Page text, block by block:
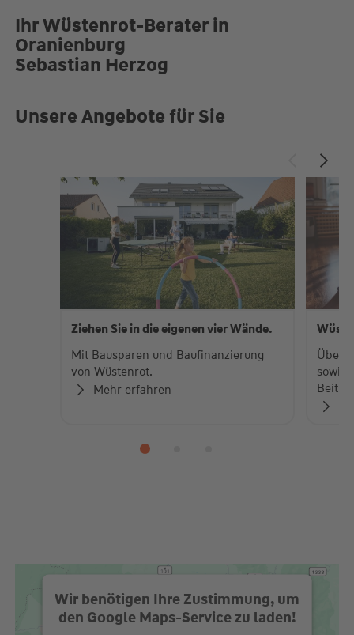
Ihr Wüstenrot-Berater in
Oranienburg
Sebastian Herzog
Unsere Angebote für Sie
Ziehen Sie in die eigenen vier Wände.
Mit Bausparen und Baufinanzierung
von Wüstenrot.
Mehr erfahren
Über
sowie
Wir benötigen Ihre Zustimmung, um
den Google Maps-Service zu laden!